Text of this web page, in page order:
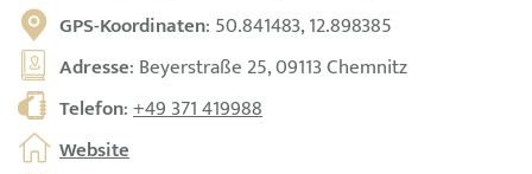
GPS-Koordinaten: 50.841483, 12.898385
Adresse: Beyerstraße 25, 09113 Chemnitz
Telefon:+49 371 419988
Website